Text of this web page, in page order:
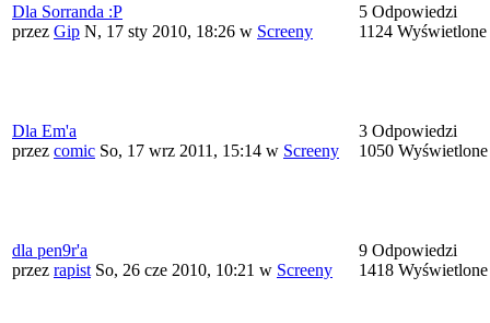
Dla Sorranda :P
przez Gip N, 17 sty 2010, 18:26 w Screeny
5 Odpowiedzi
1124 Wyświetlone
Dla Em'a
przez comic So, 17 wrz 2011, 15:14 w Screeny
3 Odpowiedzi
1050 Wyświetlone
dla pen9r'a
przez rapist So, 26 cze 2010, 10:21 w Screeny
9 Odpowiedzi
1418 Wyświetlone